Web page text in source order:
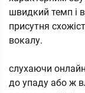
швидкий темп і
присутня
вокалу.
слухаючи
до упаду або ж